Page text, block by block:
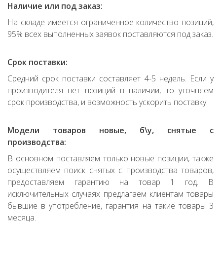
Наличие или под заказ:
На складе имеется ограниченное количество позиций,
95% всех выполненных заявок поставляются под заказ.
Срок поставки:
Средний срок поставки составляет 4-5 недель. Если у
производителя нет позиций в наличии, то уточняем
срок производства, и возможность ускорить поставку.
Модели товаров новые, б\у, снятые с
производства:
В основном поставляем только новые позиции, также
осуществляем поиск снятых с производства товаров,
предоставляем гарантию на товар 1 год. В
исключительных случаях предлагаем клиентам товары
бывшие в употребление, гарантия на такие товары 3
месяца.